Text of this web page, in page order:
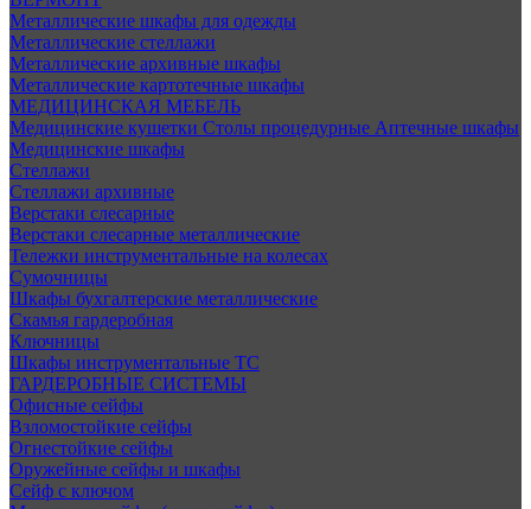
Металлические шкафы для одежды
Металлические стеллажи
Металлические архивные шкафы
Металлические картотечные шкафы
МЕДИЦИНСКАЯ МЕБЕЛЬ
Медицинские кушетки Столы процедурные Аптечные шкафы
Медицинские шкафы
Стеллажи
Стеллажи архивные
Верстаки слесарные
Верстаки слесарные металлические
Тележки инструментальные на колесах
Сумочницы
Шкафы бухгалтерские металлические
Скамья гардеробная
Ключницы
Шкафы инструментальные ТС
ГАРДЕРОБНЫЕ СИСТЕМЫ
Офисные сейфы
Взломостойкие сейфы
Огнестойкие сейфы
Оружейные сейфы и шкафы
Сейф с ключом